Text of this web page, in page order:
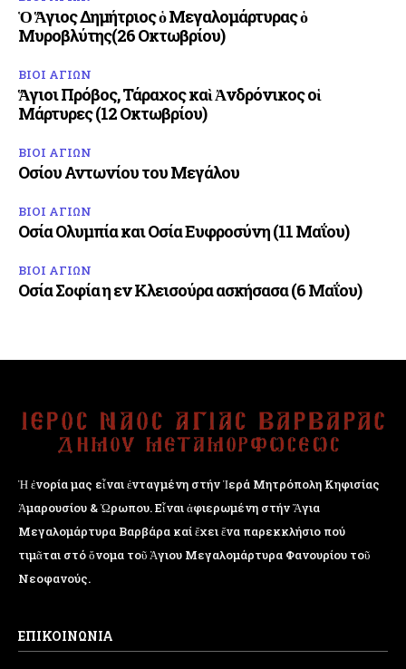
Ὁ Ἅγιος Δημήτριος ὁ Μεγαλομάρτυρας ὁ
Μυροβλύτης(26 Οκτωβρίου)
ΒΙΟΙ ΑΓΙΩΝ
Ἅγιοι Πρόβος, Τάραχος καὶ Ἀνδρόνικος οἱ
Μάρτυρες (12 Οκτωβρίου)
ΒΙΟΙ ΑΓΙΩΝ
Οσίου Αντωνίου του Μεγάλου
ΒΙΟΙ ΑΓΙΩΝ
Οσία Ολυμπία και Οσία Ευφροσύνη (11 Μαΐου)
ΒΙΟΙ ΑΓΙΩΝ
Οσία Σοφία η εν Κλεισούρα ασκήσασα (6 Μαΐου)
Ἡ ἐνορία μας εἶναι ἐνταγμένη στήν Ἱερά Μητρόπολη Κηφισίας
Ἁμαρουσίου & Ὠρωπου. Εἶναι ἀφιερωμένη στήν Ἅγια
Μεγαλομάρτυρα Βαρβάρα καί ἔχει ἕνα παρεκκλήσιο πού
τιμᾶται στό ὄνομα τοῦ Ἁγιου Μεγαλομάρτυρα Φανουρίου τοῦ
Νεοφανούς.
ΕΠΙΚΟΙΝΩΝΙΑ